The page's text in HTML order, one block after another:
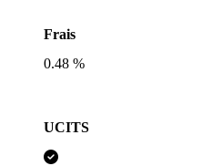
Frais
0.48 %
UCITS